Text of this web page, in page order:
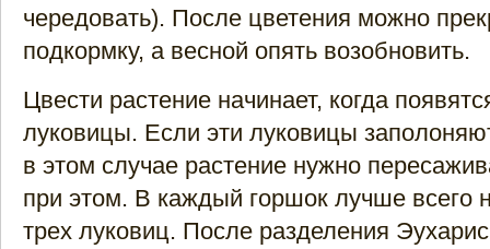
чередовать). После цветения можно
подкормку, а весной опять возобновить.
Цвести растение начинает, когда
луковицы. Если эти луковицы
в этом случае растение нужно
при этом. В каждый горшок лучше всего
трех луковиц. После разделения